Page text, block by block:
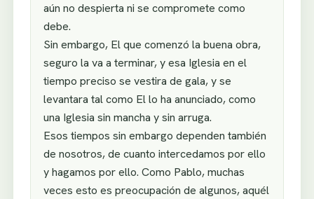
aún no despierta ni se compromete como
debe.
Sin embargo, El que comenzó la buena obra,
seguro la va a terminar, y esa Iglesia en el
tiempo preciso se vestira de gala, y se
levantara tal como El lo ha anunciado, como
una Iglesia sin mancha y sin arruga.
Esos tiempos sin embargo dependen también
de nosotros, de cuanto intercedamos por ello
y hagamos por ello. Como Pablo, muchas
veces esto es preocupación de algunos, aquél